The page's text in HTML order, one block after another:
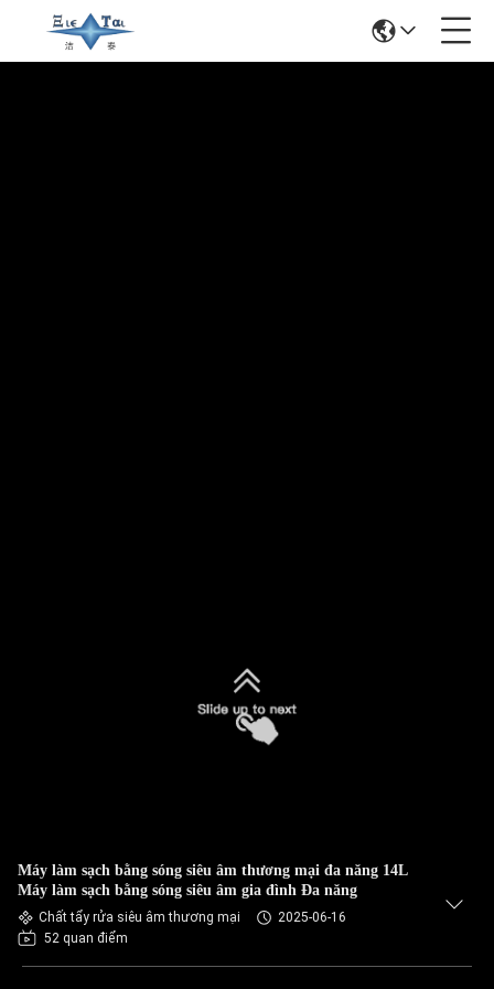
Máy làm sạch bằng sóng siêu âm thương mại đa năng 14L
Máy làm sạch bằng sóng siêu âm gia đình Đa năng
Chất tẩy rửa siêu âm thương mại
2025-06-16
52 quan điểm